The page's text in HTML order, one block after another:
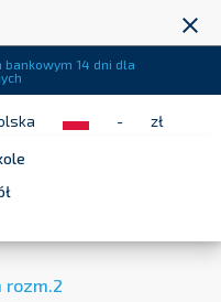
close
bankowym 14 dni dla
-
zł
rozm.2